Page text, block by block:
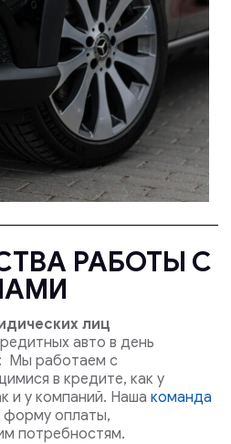
РАБОТЫ С
лиц
авто в день
Мы работаем с
в кредите, как у
и у компаний. Нашакоманда
форму оплаты,
потребностям.